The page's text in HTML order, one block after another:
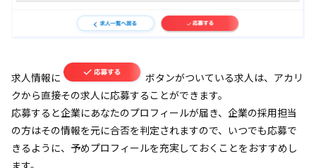
求人情報に
ボタンがついている求人は、アカリ
クから直接その求人に応募することができます。
応募すると企業にあなたのプロフィールが届き、企業の採用担当
の方はその情報を元に合否を判定されますので、いつでも応募で
きるように、予めプロフィールを充実しておくことをおすすめし